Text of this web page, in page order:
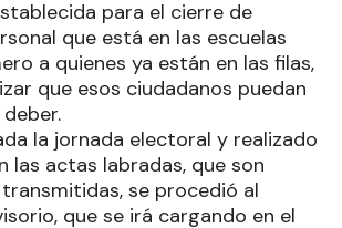
para el cierre de
que está en las escuelas
a quienes ya están en las filas,
que esos ciudadanos puedan
la jornada electoral y realizado
las actas labradas, que son
se procedió al
que se irá cargando en el